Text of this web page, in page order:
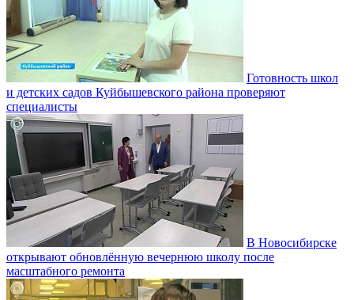
Готовность школ
и детских садов Куйбышевского района проверяют
специалисты
В Новосибирске
открывают обновлённую вечернюю школу после
масштабного ремонта